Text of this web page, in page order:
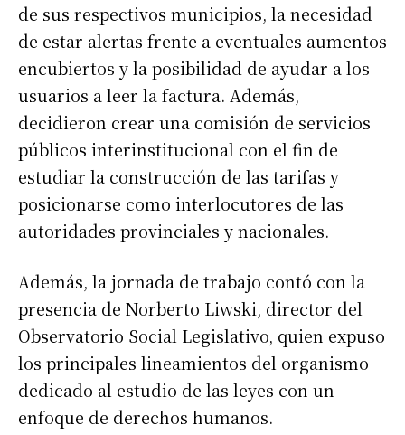
de sus respectivos municipios, la necesidad
de estar alertas frente a eventuales aumentos
encubiertos y la posibilidad de ayudar a los
usuarios a leer la factura. Además,
decidieron crear una comisión de servicios
públicos interinstitucional con el fin de
estudiar la construcción de las tarifas y
posicionarse como interlocutores de las
autoridades provinciales y nacionales.
Además, la jornada de trabajo contó con la
presencia de Norberto Liwski, director del
Observatorio Social Legislativo, quien expuso
los principales lineamientos del organismo
dedicado al estudio de las leyes con un
enfoque de derechos humanos.